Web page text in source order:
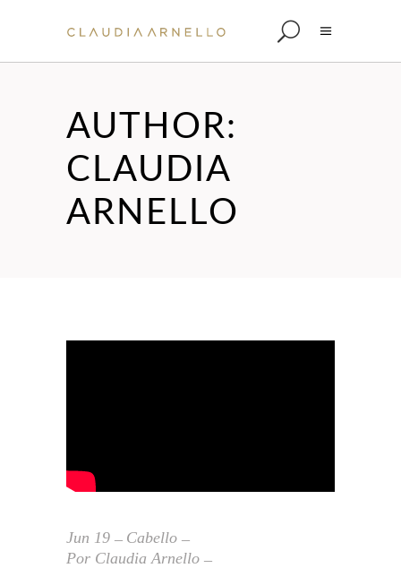
AUTHOR:
CLAUDIA
ARNELLO
Jun 19
Cabello
Por Claudia Arnello